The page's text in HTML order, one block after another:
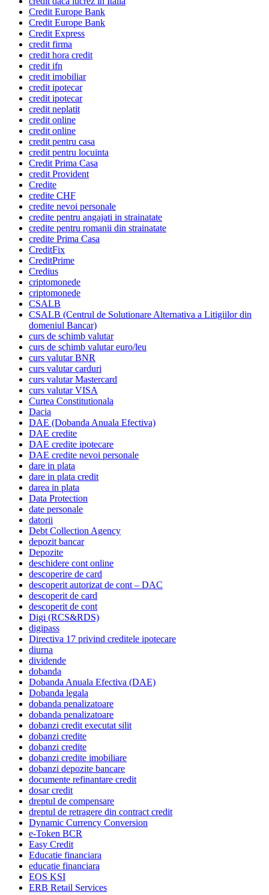
Credit Europe Bank
Credit Europe Bank
Credit Express
credit firma
credit hora credit
credit ifn
credit imobiliar
credit ipotecar
credit ipotecar
credit neplatit
credit online
credit online
credit pentru casa
credit pentru locuinta
Credit Prima Casa
credit Provident
Credite
credite CHF
credite nevoi personale
credite pentru angajati in strainatate
credite pentru romanii din strainatate
credite Prima Casa
CreditFix
CreditPrime
Credius
criptomonede
criptomonede
CSALB
CSALB (Centrul de Solutionare Alternativa a Litigiilor din
domeniul Bancar)
curs de schimb valutar
curs de schimb valutar euro/leu
curs valutar BNR
curs valutar carduri
curs valutar Mastercard
curs valutar VISA
Curtea Constitutionala
Dacia
DAE (Dobanda Anuala Efectiva)
DAE credite
DAE credite ipotecare
DAE credite nevoi personale
dare in plata
dare in plata credit
darea in plata
Data Protection
date personale
datorii
Debt Collection Agency
depozit bancar
Depozite
deschidere cont online
descoperire de card
descoperit autorizat de cont – DAC
descoperit de card
descoperit de cont
Digi (RCS&RDS)
digipass
Directiva 17 privind creditele ipotecare
diurna
dividende
dobanda
Dobanda Anuala Efectiva (DAE)
Dobanda legala
dobanda penalizatoare
dobanda penalizatoare
dobanzi credit executat silit
dobanzi credite
dobanzi credite
dobanzi credite imobiliare
dobanzi depozite bancare
documente refinantare credit
dosar credit
dreptul de compensare
dreptul de retragere din contract credit
Dynamic Currency Conversion
e-Token BCR
Easy Credit
Educatie financiara
educatie financiara
EOS KSI
ERB Retail Services